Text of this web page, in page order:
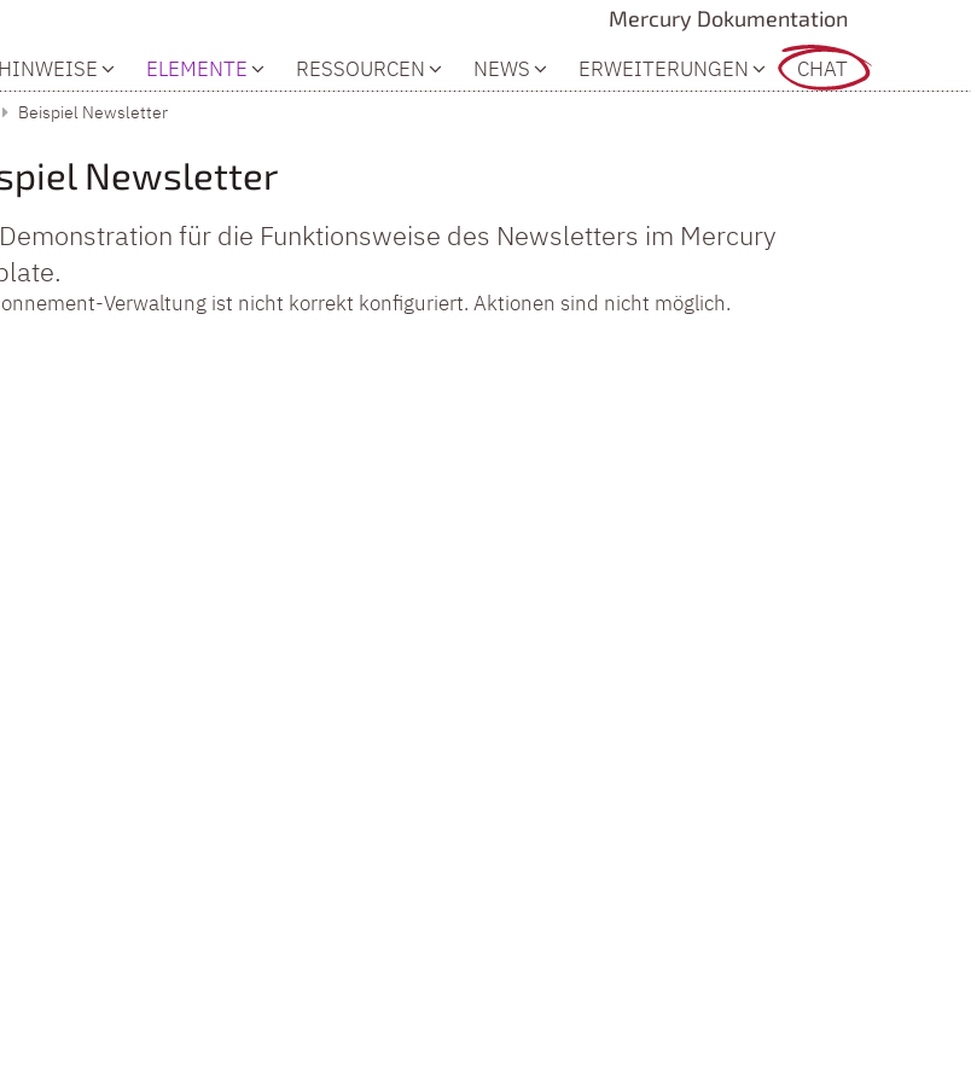
Mercury Dokumentation
ELEMENTE RESSOURCEN NEWS ERWEITERUNGEN CHAT
Beispiel Newsletter
Newsletter
für die Funktionsweise des Newsletters im Mercury
Verwaltung ist nicht korrekt konfiguriert. Aktionen sind nicht möglich.